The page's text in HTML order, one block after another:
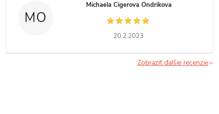
MO
Michaela Cigerova Ondrikova
20.2.2023
Zobraziť ďalšie recenzie